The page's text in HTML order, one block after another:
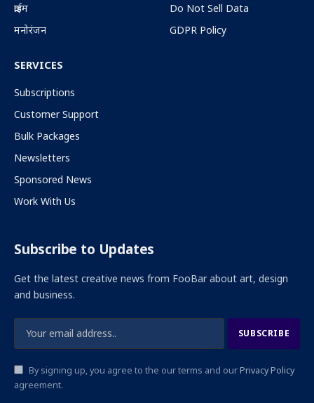
क्राईम
मनोरंजन
Do Not Sell Data
GDPR Policy
SERVICES
Subscriptions
Customer Support
Bulk Packages
Newsletters
Sponsored News
Work With Us
Subscribe to Updates
Get the latest creative news from FooBar about art, design
and business.
By signing up, you agree to the our terms and ourPrivacy Policy
agreement.